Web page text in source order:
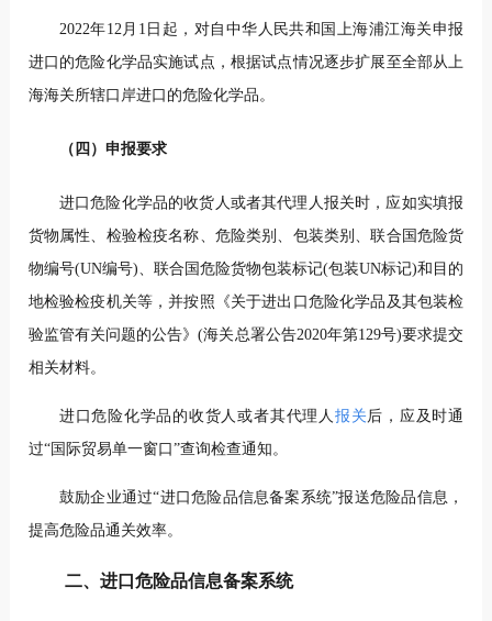
2022年12月1日起，对自中华人民共和国上海浦江海关申报
进口的危险化学品实施试点，根据试点情况逐步扩展至全部从上
海海关所辖口岸进口的危险化学品。
（四）申报要求
进口危险化学品的收货人或者其代理人报关时，应如实填报
货物属性、检验检疫名称、危险类别、包装类别、联合国危险货
物编号(UN编号)、联合国危险货物包装标记(包装UN标记)和目的
地检验检疫机关等，并按照《关于进出口危险化学品及其包装检
验监管有关问题的公告》(海关总署公告2020年第129号)要求提交
相关材料。
进口危险化学品的收货人或者其代理人 报关后，应及时通
过“国际贸易单一窗口”查询检查通知。
鼓励企业通过“进口危险品信息备案系统”报送危险品信息，
提高危险品通关效率。
二、进口危险品信息备案系统